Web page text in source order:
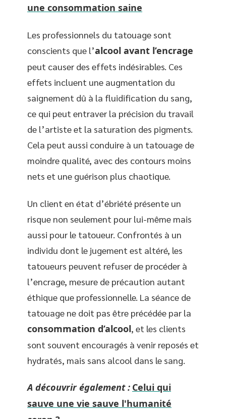
une consommation saine
Les professionnels du tatouage sont
conscients que l’alcool avant l’encrage
peut causer des effets indésirables. Ces
effets incluent une augmentation du
saignement dû à la fluidification du sang,
ce qui peut entraver la précision du travail
de l’artiste et la saturation des pigments.
Cela peut aussi conduire à un tatouage de
moindre qualité, avec des contours moins
nets et une guérison plus chaotique.
Un client en état d’ébriété présente un
risque non seulement pour lui-même mais
aussi pour le tatoueur. Confrontés à un
individu dont le jugement est altéré, les
tatoueurs peuvent refuser de procéder à
l’encrage, mesure de précaution autant
éthique que professionnelle. La séance de
tatouage ne doit pas être précédée par la
consommation d’alcool, et les clients
sont souvent encouragés à venir reposés et
hydratés, mais sans alcool dans le sang.
A découvrir également : Celui qui
sauve une vie sauve l'humanité